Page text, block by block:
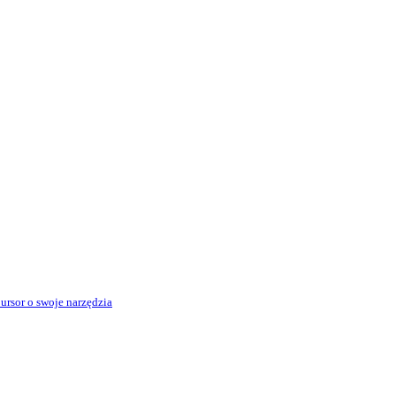
o swoje narzędzia